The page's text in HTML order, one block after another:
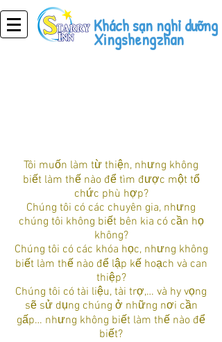
Khách sạn nghỉ dưỡng
Xingshengzhan
Tôi muốn làm từ thiện, nhưng không
biết làm thế nào để tìm được một tổ
chức phù hợp?
Chúng tôi có các chuyên gia, nhưng
chúng tôi không biết bên kia có cần họ
không?
Chúng tôi có các khóa học, nhưng không
biết làm thế nào để lập kế hoạch và can
thiệp?
Chúng tôi có tài liệu, tài trợ,… và hy vọng
sẽ sử dụng chúng ở những nơi cần
gấp… nhưng không biết làm thế nào để
biết?